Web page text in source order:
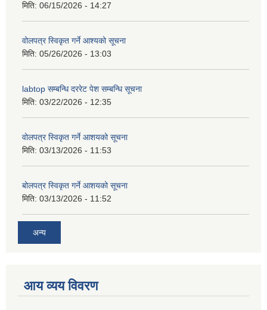
मिति: 06/15/2026 - 14:27
वोलपत्र स्विकृत गर्ने आश्यको सूचना
मिति: 05/26/2026 - 13:03
labtop सम्बन्धि दररेट पेश सम्बन्धि सूचना
मिति: 03/22/2026 - 12:35
वोलपत्र स्विकृत गर्ने आशयको सूचना
मिति: 03/13/2026 - 11:53
बोलपत्र स्विकृत गर्ने आशयको सूचना
मिति: 03/13/2026 - 11:52
अन्य
आय व्यय विवरण